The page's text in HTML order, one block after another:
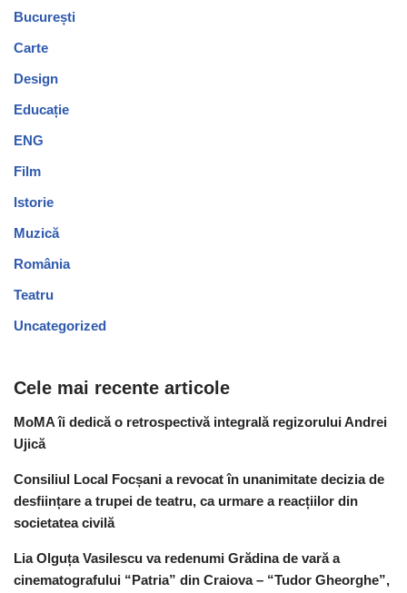
București
Carte
Design
Educație
ENG
Film
Istorie
Muzică
România
Teatru
Uncategorized
Cele mai recente articole
MoMA îi dedică o retrospectivă integrală regizorului Andrei
Ujică
Consiliul Local Focșani a revocat în unanimitate decizia de
desființare a trupei de teatru, ca urmare a reacțiilor din
societatea civilă
Lia Olguța Vasilescu va redenumi Grădina de vară a
cinematografului “Patria” din Craiova – “Tudor Gheorghe”,